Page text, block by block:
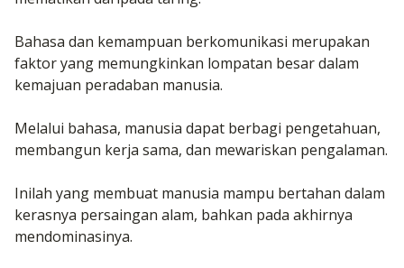
Bahasa dan kemampuan berkomunikasi merupakan
faktor yang memungkinkan lompatan besar dalam
kemajuan peradaban manusia.
Melalui bahasa, manusia dapat berbagi pengetahuan,
membangun kerja sama, dan mewariskan pengalaman.
Inilah yang membuat manusia mampu bertahan dalam
kerasnya persaingan alam, bahkan pada akhirnya
mendominasinya.